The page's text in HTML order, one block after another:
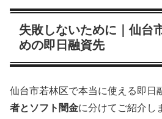
失敗しないために｜仙台
めの即日融資先
仙台市若林区で本当に使える即日
者とソフト闇金に分けてご紹介し